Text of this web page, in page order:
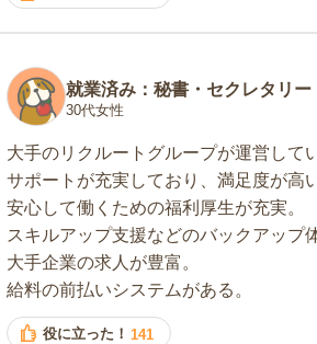
就業済み：秘書・セクレタリー
30代女性
大手のリクルートグループが運営して
サポートが充実しており、満足度が高い
安心して働くための福利厚生が充実。
スキルアップ支援などのバックアップ
大手企業の求人が豊富。
給料の前払いシステムがある。
役に立った！ 141